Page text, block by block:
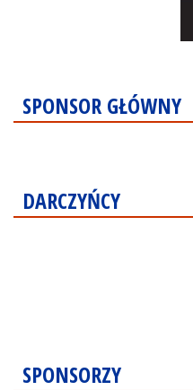
SPONSOR GŁÓWNY
DARCZYŃCY
SPONSORZY